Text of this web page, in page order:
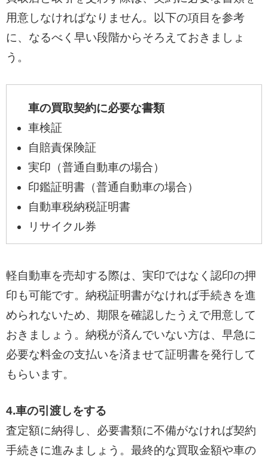
用意しなければなりません。以下の項目を参考
に、なるべく早い段階からそろえておきましょ
う。
車の買取契約に必要な書類
車検証
自賠責保険証
実印（普通自動車の場合）
印鑑証明書（普通自動車の場合）
自動車税納税証明書
リサイクル券
軽自動車を売却する際は、実印ではなく認印の押
印も可能です。納税証明書がなければ手続きを進
められないため、期限を確認したうえで用意して
おきましょう。納税が済んでいない方は、早急に
必要な料金の支払いを済ませて証明書を発行して
もらいます。
4.車の引渡しをする
査定額に納得し、必要書類に不備がなければ契約
手続きに進みましょう。最終的な買取金額や車の